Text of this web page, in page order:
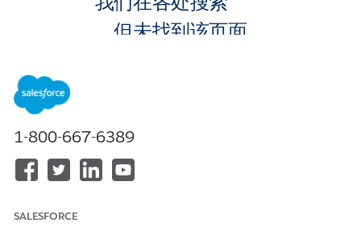
我们在各处搜索
，但未找到该页面。
1-800-667-6389
SALESFORCE